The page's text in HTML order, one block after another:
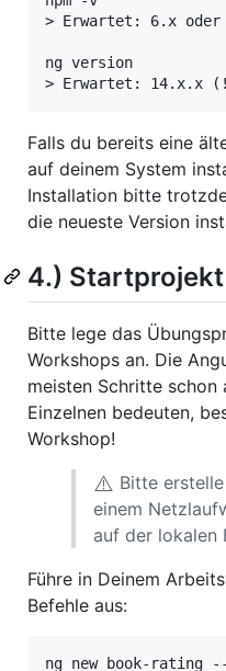
> Erwartet: 6.x oder
ng version
Falls du bereits eine
auf deinem System
Installation bitte
die neueste Version
4.)
Bitte lege das
Workshops an. Die
meisten Schritte schon
Einzelnen bedeuten,
Workshop!
⚠️ Bitte
einem
auf der lokalen
Führe in Deinem
Befehle aus: